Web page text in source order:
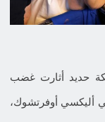
حديد أثارت غضب
أليكسي أوفرتشوك،